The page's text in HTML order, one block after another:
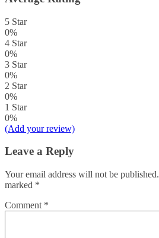
5 Star
0%
4 Star
0%
3 Star
0%
2 Star
0%
1 Star
0%
(Add your review)
Leave a Reply
Your email address will not be published.
marked *
Comment *